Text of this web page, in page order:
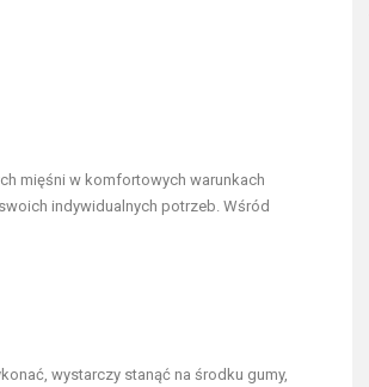
mięśni w komfortowych warunkach
indywidualnych potrzeb. Wśród
wystarczy stanąć na środku gumy,